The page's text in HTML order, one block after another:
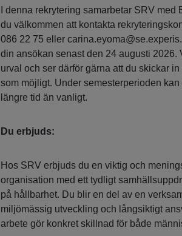
I denna rekrytering samarbetar SRV med
du välkommen att kontakta
086 22 75 eller
din ansökan senast den 24 augusti 2026.
urval och ser därför gärna att du skickar
som möjligt. Under semesterperioden
längre tid än vanligt.
Du erbjuds:
Hos SRV erbjuds du en viktig och
organisation med ett tydligt
på hållbarhet. Du blir en del av en
miljömässig utveckling och långsiktigt
arbete gör konkret skillnad för både